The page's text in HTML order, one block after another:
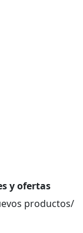
y ofertas
productos/